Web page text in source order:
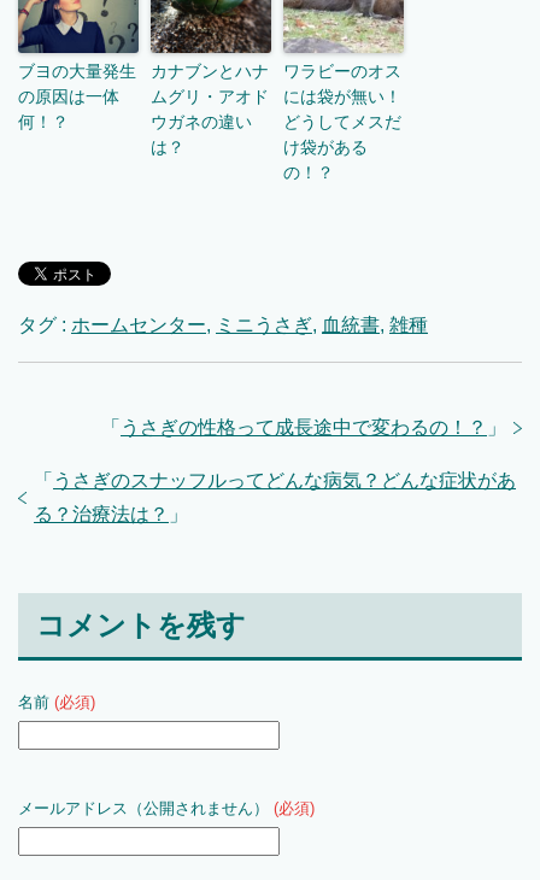
ブヨの大量発生
の原因は一体
何！？
カナブンとハナ
ムグリ・アオド
ウガネの違い
は？
ワラビーのオス
には袋が無い！
どうしてメスだ
け袋がある
の！？
タグ : ホームセンター, ミニうさぎ, 血統書, 雑種
「 うさぎの性格って成長途中で変わるの！？ 」
「 うさぎのスナッフルってどんな病気？どんな症状があ
る？治療法は？ 」
コメントを残す
名前 (必須)
メールアドレス（公開されません） (必須)